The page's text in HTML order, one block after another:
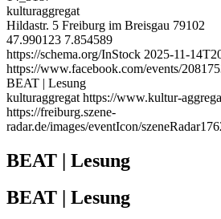
kulturaggregat
Hildastr. 5 Freiburg im Breisgau 79102
47.990123 7.854589
https://schema.org/InStock 2025-11-
https://www.facebook.com/events/
BEAT | Lesung
kulturaggregat https://www.kultur-
https://freiburg.szene-
radar.de/images/eventIcon/
BEAT | Lesung
BEAT | Lesung